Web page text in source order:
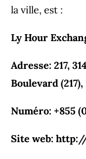
la ville, est :
Ly Hour
Adresse: 217,
Boulevard
Numéro: +855
Site web: